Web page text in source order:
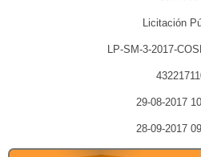
Licitación
LP-SM-3-2017-
29-08-2017
28-09-2017